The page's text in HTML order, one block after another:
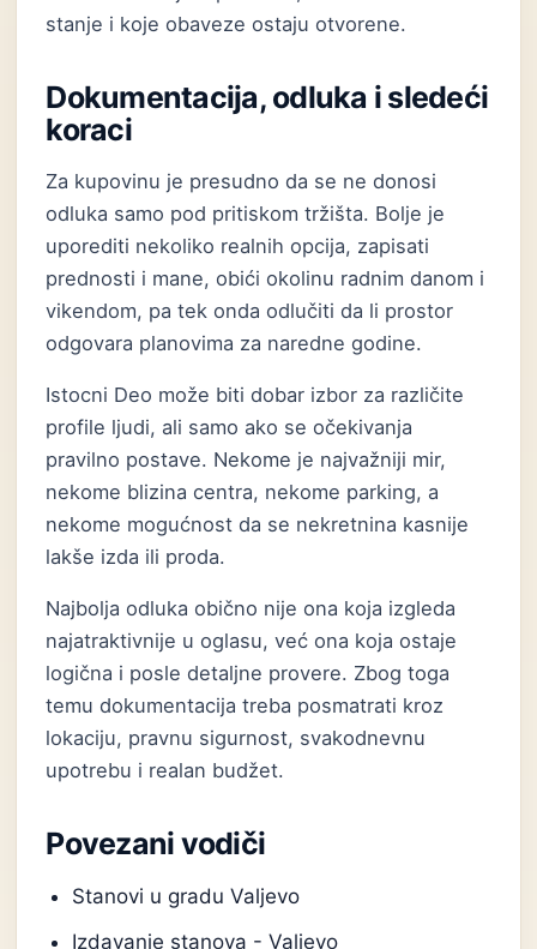
stanje i koje obaveze ostaju otvorene.
Dokumentacija, odluka i sledeći
koraci
Za kupovinu je presudno da se ne donosi
odluka samo pod pritiskom tržišta. Bolje je
uporediti nekoliko realnih opcija, zapisati
prednosti i mane, obići okolinu radnim danom i
vikendom, pa tek onda odlučiti da li prostor
odgovara planovima za naredne godine.
Istocni Deo može biti dobar izbor za različite
profile ljudi, ali samo ako se očekivanja
pravilno postave. Nekome je najvažniji mir,
nekome blizina centra, nekome parking, a
nekome mogućnost da se nekretnina kasnije
lakše izda ili proda.
Najbolja odluka obično nije ona koja izgleda
najatraktivnije u oglasu, već ona koja ostaje
logična i posle detaljne provere. Zbog toga
temu dokumentacija treba posmatrati kroz
lokaciju, pravnu sigurnost, svakodnevnu
upotrebu i realan budžet.
Povezani vodiči
Stanovi u gradu Valjevo
Izdavanje stanova - Valjevo